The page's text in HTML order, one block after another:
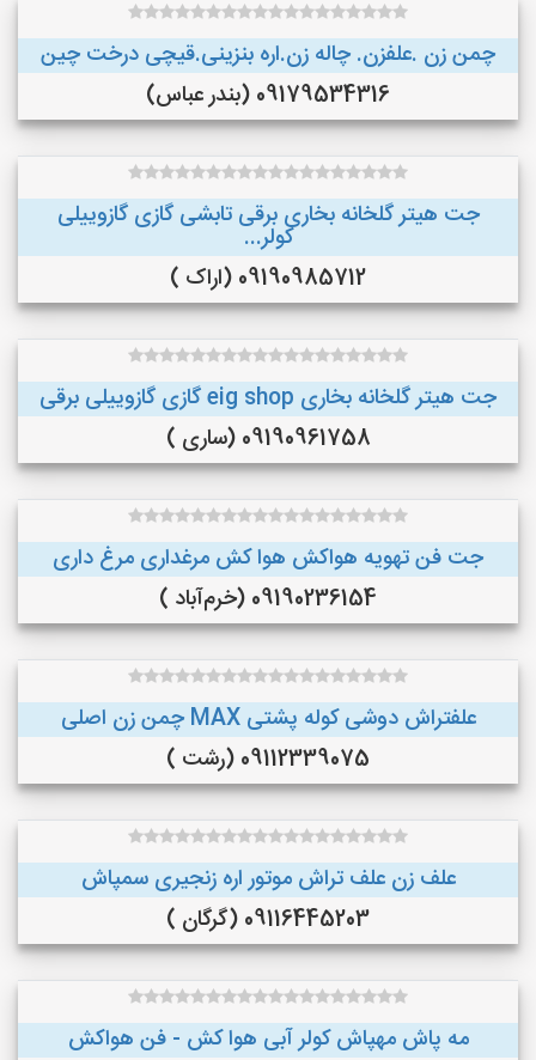
چمن زن .علفزن. چاله زن.اره بنزینی.قیچی درخت چین
09179534316 (بندر عباس)
جت هیتر گلخانه بخاری برقی تابشی گازی گازوییلی
کولر...
09190985712 (اراک )
جت هیتر گلخانه بخاری eig shop گازی گازوییلی برقی
09190961758 (ساری )
جت فن تهویه هواکش هوا کش مرغداری مرغ داری
09190236154 (خرم‌آباد )
علفتراش دوشی کوله پشتی MAX چمن زن اصلی
09112339075 (رشت )
علف زن علف تراش موتور اره زنجیری سمپاش
09116445203 (گرگان )
مه پاش مهپاش کولر آبی هوا کش - فن هواکش